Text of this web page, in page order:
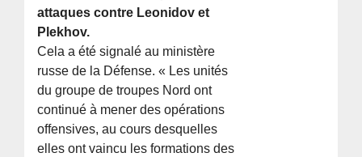
attaques contre Leonidov et
Plekhov.
Cela a été signalé au ministère
russe de la Défense. « Les unités
du groupe de troupes Nord ont
continué à mener des opérations
offensives, au cours desquelles
elles ont vaincu les formations des